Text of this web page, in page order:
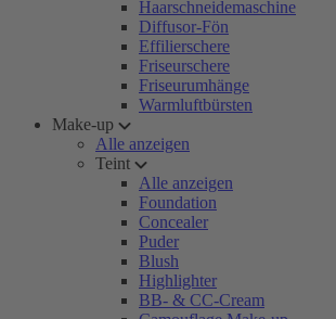
Haarschneidemaschine
Diffusor-Fön
Effilierschere
Friseurschere
Friseurumhänge
Warmluftbürsten
Make-up
Alle anzeigen
Teint
Alle anzeigen
Foundation
Concealer
Puder
Blush
Highlighter
BB- & CC-Cream